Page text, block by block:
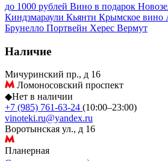
до 1000 рублей Вино в подарок
Киндзмараули Кьянти Крымское вино
Брунелло Портвейн Херес Вермут
Наличие
Мичуринский пр., д 16
Ломоносовский проспект
◆Нет в наличии
+7 (985) 761-63-24 (10:00–23:00)
vinoteki.ru@yandex.ru
Воротынская ул., д 16
Планерная